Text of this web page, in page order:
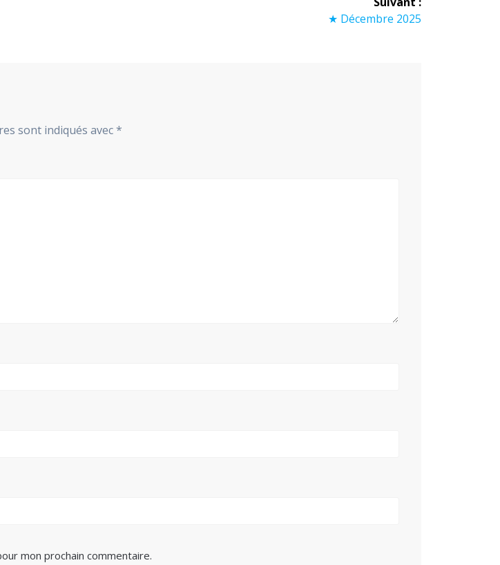
Article
★ Décembre 2025
sont indiqués avec*
mon prochain commentaire.